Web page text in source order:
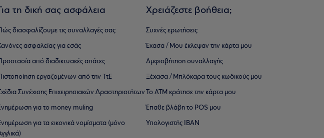
τη δική σας ασφάλεια
διασφαλίζουμε τις συναλλαγές σας
ασφαλείας για εσάς
από διαδικτυακές απάτες
εργαζομένων από την ΤτΕ
Συνέχισης Επιχειρησιακών ∆ραστηριοτήτων
για το money muling
για τα εικονικά νομίσματα (μόνο
Χρειάζεστε βοήθεια;
Συχνές ερωτήσεις
Έχασα / Μου έκλεψαν την κάρτα μου
Αμφισβήτηση συναλλαγής
Ξέχασα / Μπλόκαρα τους κωδικούς μου
Το ΑΤΜ κράτησε την κάρτα μου
Έπαθε βλάβη το POS μου
Υπολογιστής IBAN